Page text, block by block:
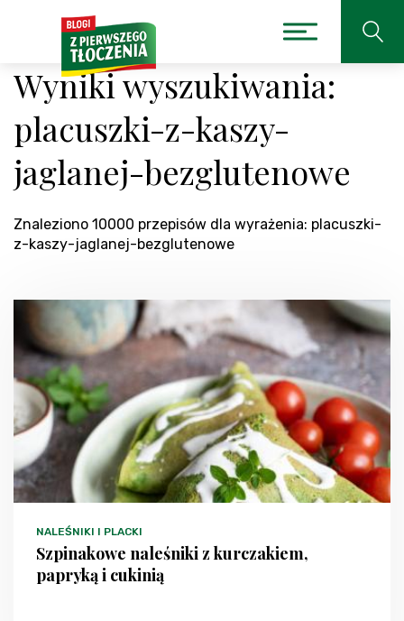
Wyniki wyszukiwania:
placuszki-z-kaszy-
jaglanej-bezglutenowe
Znaleziono 10000 przepisów dla wyrażenia: placuszki-
z-kaszy-jaglanej-bezglutenowe
NALEŚNIKI I PLACKI
Szpinakowe naleśniki z kurczakiem,
papryką i cukinią